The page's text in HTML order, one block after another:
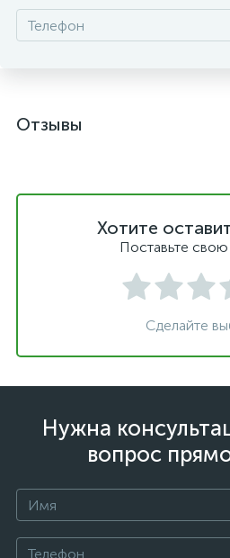
Отзывы
Хотите
Поставьте
Сделайте
Нужна
вопрос